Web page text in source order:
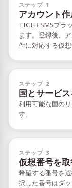
ステップ 1
アカウント
TIGER SMSプラ
ます。登録後、
件に対応する仮
ステップ 2
国とサービ
利用可能な国の
す。
ステップ 3
仮想番号を
希望する番号を
択した番号はダ